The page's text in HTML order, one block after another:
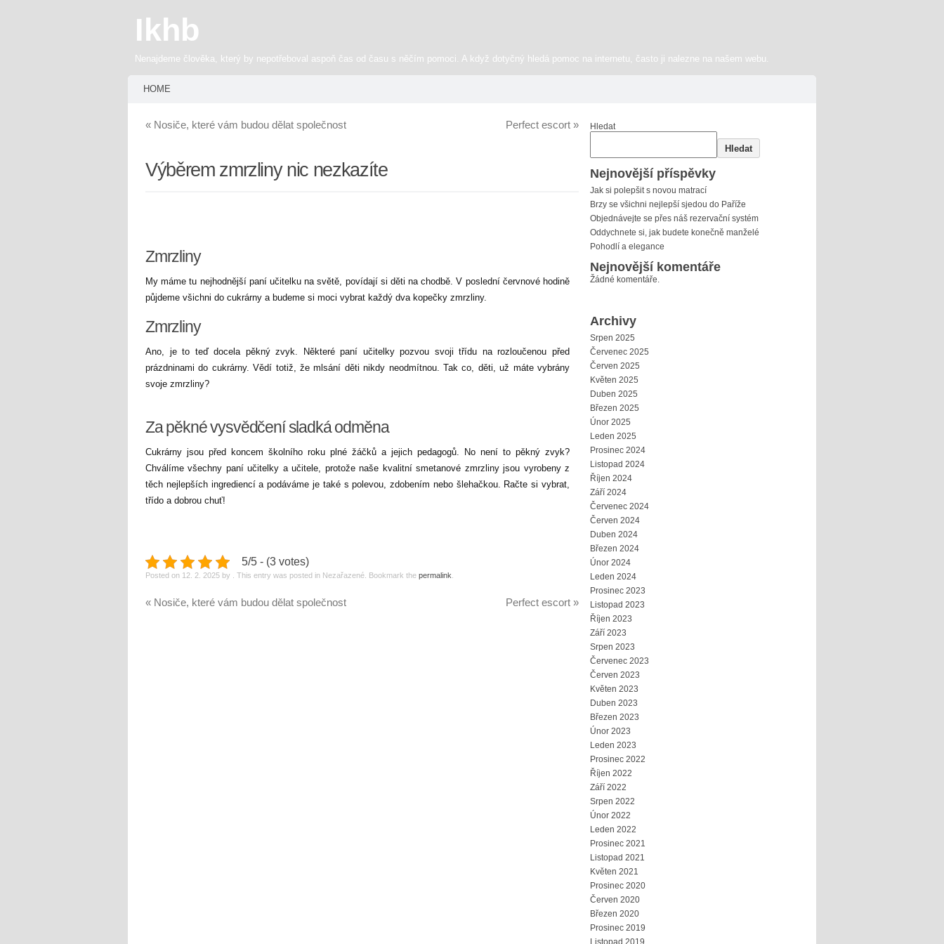
Ikhb
Nenajdeme člověka, který by nepotřeboval aspoň čas od času s něčím pomoci. A když dotyčný hledá pomoc na internetu, často ji nalezne na našem webu.
HOME
« Nosiče, které vám budou dělat společnost Perfect escort »
Výběrem zmrzliny nic nezkazíte
Zmrzliny
My máme tu nejhodnější paní učitelku na světě, povídají si děti na chodbě. V poslední červnové hodině
půjdeme všichni do cukrárny a budeme si moci vybrat každý dva kopečky zmrzliny.
Zmrzliny
Ano, je to teď docela pěkný zvyk. Některé paní učitelky pozvou svoji třídu na rozloučenou před
prázdninami do cukrárny. Vědí totiž, že mlsání děti nikdy neodmítnou. Tak co, děti, už máte vybrány
svoje zmrzliny?
Za pěkné vysvědčení sladká odměna
Cukrárny jsou před koncem školního roku plné žáčků a jejich pedagogů. No není to pěkný zvyk?
Chválíme všechny paní učitelky a učitele, protože naše kvalitní smetanové zmrzliny jsou vyrobeny z
těch nejlepších ingrediencí a podáváme je také s polevou, zdobením nebo šlehačkou. Račte si vybrat,
třído a dobrou chuť!
5/5 - (3 votes)
Posted on 12. 2. 2025 by . This entry was posted in Nezařazené. Bookmark the permalink
« Nosiče, které vám budou dělat společnost Perfect escort »
Hledat
Hledat
Nejnovější příspěvky
Jak si polepšit s novou matrací
Brzy se všichni nejlepší sjedou do Paříže
Objednávejte se přes náš rezervační systém
Oddychnete si, jak budete konečně manželé
Pohodlí a elegance
Nejnovější komentáře
Žádné komentáře.
Archivy
Srpen 2025
Červenec 2025
Červen 2025
Květen 2025
Duben 2025
Březen 2025
Únor 2025
Leden 2025
Prosinec 2024
Listopad 2024
Říjen 2024
Září 2024
Červenec 2024
Červen 2024
Duben 2024
Březen 2024
Únor 2024
Leden 2024
Prosinec 2023
Listopad 2023
Říjen 2023
Září 2023
Srpen 2023
Červenec 2023
Červen 2023
Květen 2023
Duben 2023
Březen 2023
Únor 2023
Leden 2023
Prosinec 2022
Říjen 2022
Září 2022
Srpen 2022
Únor 2022
Leden 2022
Prosinec 2021
Listopad 2021
Květen 2021
Prosinec 2020
Červen 2020
Březen 2020
Prosinec 2019
Listopad 2019